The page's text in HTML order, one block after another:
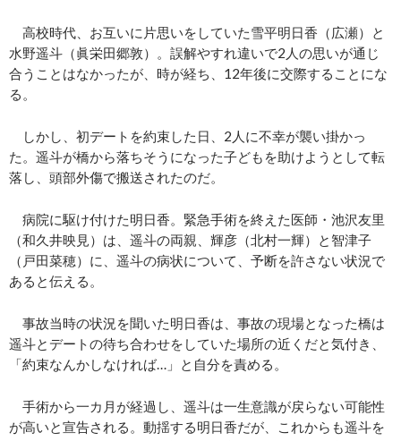
高校時代、お互いに片思いをしていた雪平明日香（広瀬）と
水野遥斗（眞栄田郷敦）。誤解やすれ違いで2人の思いが通じ
合うことはなかったが、時が経ち、12年後に交際することにな
る。
しかし、初デートを約束した日、2人に不幸が襲い掛かっ
た。遥斗が橋から落ちそうになった子どもを助けようとして転
落し、頭部外傷で搬送されたのだ。
病院に駆け付けた明日香。緊急手術を終えた医師・池沢友里
（和久井映見）は、遥斗の両親、輝彦（北村一輝）と智津子
（戸田菜穂）に、遥斗の病状について、予断を許さない状況で
あると伝える。
事故当時の状況を聞いた明日香は、事故の現場となった橋は
遥斗とデートの待ち合わせをしていた場所の近くだと気付き、
「約束なんかしなければ…」と自分を責める。
手術から一カ月が経過し、遥斗は一生意識が戻らない可能性
が高いと宣告される。動揺する明日香だが、これからも遥斗を